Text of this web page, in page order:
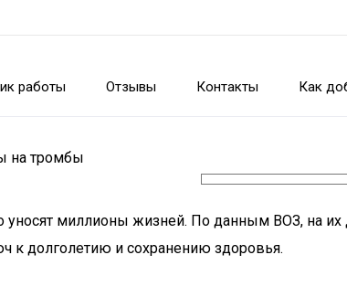
работы Отзывы Контакты Как
на тромбы
уносят миллионы жизней. По данным ВОЗ, на
к долголетию и сохранению здоровья.